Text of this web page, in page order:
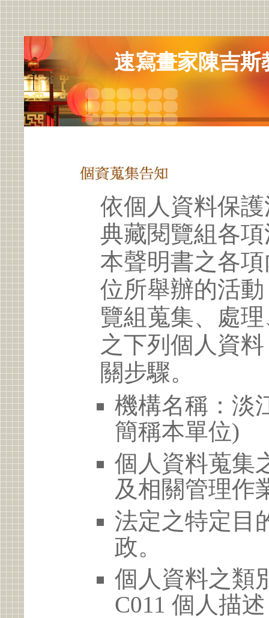
速寫畫家陳吉
依個人資料保
典藏閱覽組各
本聲明書之各
位所舉辦的活
覽組蒐集、處
之下列個人資
關步驟。
機構名稱：淡
簡稱本單位)
個人資料蒐集
及相關管理作
法定之特定目
政。
個人資料之類
C011 個人描述